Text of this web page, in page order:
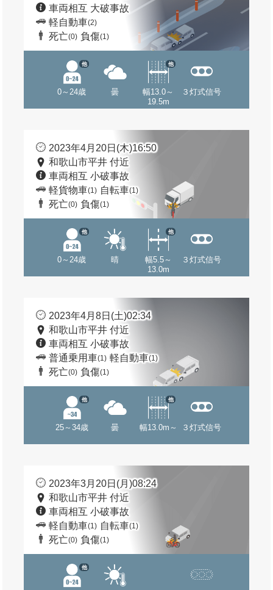
車両相互 大破事故
軽自動車(2)
死亡(0) 負傷(1)
0～24歳
他
曇
幅13.0～
19.5m
他
３灯式信号
2023年4月20日(木)16:50
和歌山市平井 付近
車両相互 小破事故
軽貨物車(1) 自転車(1)
死亡(0) 負傷(1)
0～24歳
他
晴
幅5.5～
13.0m
他
３灯式信号
2023年4月8日(土)02:34
和歌山市平井 付近
車両相互 小破事故
普通乗用車(1) 軽自動車(1)
死亡(0) 負傷(1)
25～34歳
他
曇 幅13.0m～
他
３灯式信号
2023年3月20日(月)08:24
和歌山市平井 付近
車両相互 小破事故
軽自動車(1) 自転車(1)
死亡(0) 負傷(1)
他